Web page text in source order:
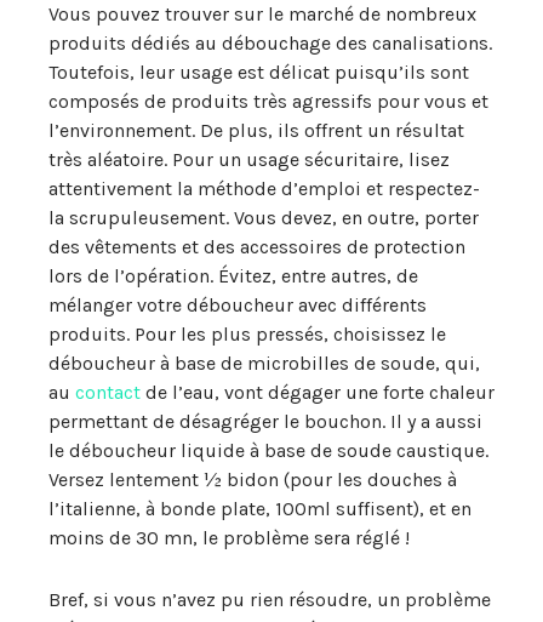
Vous pouvez trouver sur le marché de nombreux
produits dédiés au débouchage des canalisations.
Toutefois, leur usage est délicat puisqu’ils sont
composés de produits très agressifs pour vous et
l’environnement. De plus, ils offrent un résultat
très aléatoire. Pour un usage sécuritaire, lisez
attentivement la méthode d’emploi et respectez-
la scrupuleusement. Vous devez, en outre, porter
des vêtements et des accessoires de protection
lors de l’opération. Évitez, entre autres, de
mélanger votre déboucheur avec différents
produits. Pour les plus pressés, choisissez le
déboucheur à base de microbilles de soude, qui,
au contact de l’eau, vont dégager une forte chaleur
permettant de désagréger le bouchon. Il y a aussi
le déboucheur liquide à base de soude caustique.
Versez lentement ½ bidon (pour les douches à
l’italienne, à bonde plate, 100ml suffisent), et en
moins de 30 mn, le problème sera réglé !
Bref, si vous n’avez pu rien résoudre, un problème